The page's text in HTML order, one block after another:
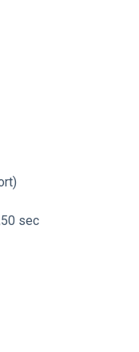
sec